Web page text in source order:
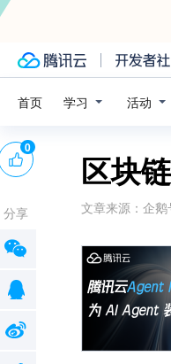
首页 学习 活动
区块
文章来源： 企鹅
0
分享